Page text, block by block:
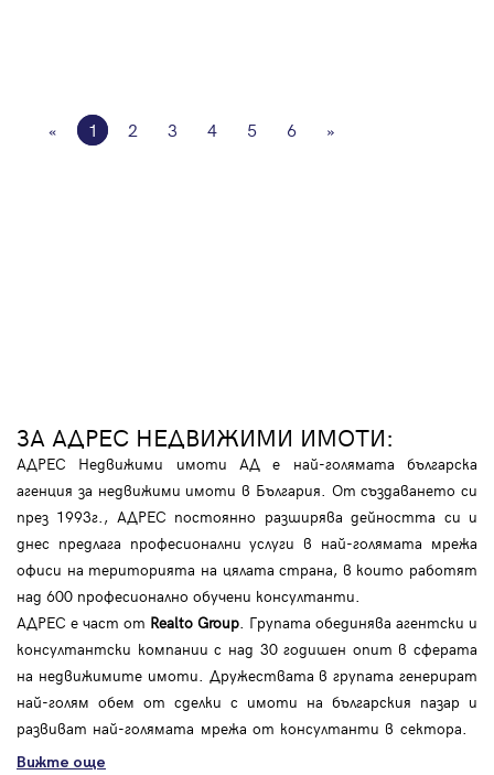
« 1 2 3 4 5 6 »
ЗА АДРЕС НЕДВИЖИМИ ИМОТИ:
АДРЕС Недвижими имоти АД е най-голямата българска
агенция за недвижими имоти в България. От създаването си
през 1993г., АДРЕС постоянно разширява дейността си и
днес предлага професионални услуги в най-голямата мрежа
офиси на територията на цялата страна, в които работят
над 600 професионално обучени консултанти.
АДРЕС е част от Realto Group . Групата обединява агентски и
консултантски компании с над 30 годишен опит в сферата
на недвижимите имоти. Дружествата в групата генерират
най-голям обем от сделки с имоти на българския пазар и
развиват най-голямата мрежа от консултанти в сектора.
Вижте още